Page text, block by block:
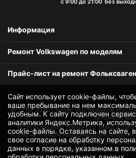
Сайт использует cookie-файлы,
ваше пребывание на нем
удобным. К cайту подключен
аналитики Яндекс.Метрика,
cookie-файлы. Оставаясь на сайте,
своесогласие на обработку
данных в порядке, указанном в
с 9:00 до 21:00 без
Информация
Ремонт Volkswagen по моделям
Прайс-лист на ремонт Фольксваген
© 2010-2026Сервис Volkswagen в
автомобилей
Использование товарного знака и
исключительно в информационных
не требует получения согласия
Защита данных и политика